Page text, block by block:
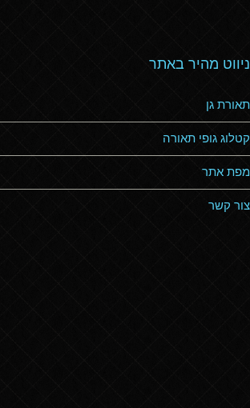
ניווט מהיר באתר
תאורת גן
קטלוג גופי תאורה
מפת אתר
צור קשר